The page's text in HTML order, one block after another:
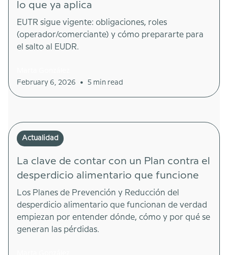
lo que ya aplica
EUTR sigue vigente: obligaciones, roles
(operador/comerciante) y cómo prepararte para
el salto al EUDR.
February 6, 2026
• 5 min read
Actualidad
La clave de contar con un Plan contra el
desperdicio alimentario que funcione
Los Planes de Prevención y Reducción del
desperdicio alimentario que funcionan de verdad
empiezan por entender dónde, cómo y por qué se
generan las pérdidas.